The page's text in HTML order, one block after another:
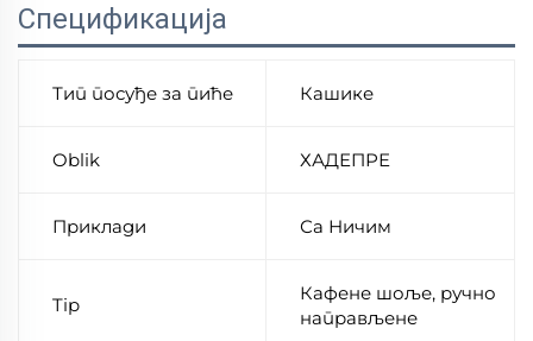
Спецификација
Тип посуђе за пиће Кашике
Oblik ХАДЕПРЕ
Приклади Са Ничим
Tip
Кафене шоље, ручно
направљене